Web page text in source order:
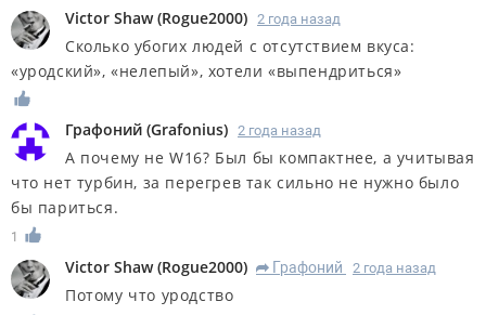
Victor Shaw(Rogue2000) 2 года назад
Сколько убогих людей с отсутствием вкуса:
«уродский», «нелепый», хотели «выпендриться»
Графоний (Grafonius) 2 года назад
А почему не W16? Был бы компактнее, а учитывая
что нет турбин, за перегрев так сильно не нужно было
бы париться.
1
Victor Shaw(Rogue2000) R Графоний 2 года назад
Потому что уродство